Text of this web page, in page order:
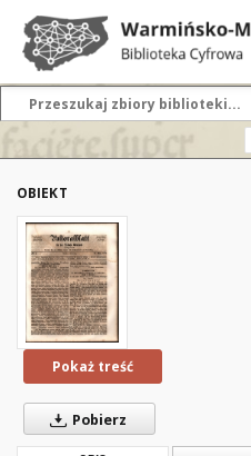
OBIEKT
Pokaż treść
Pobierz